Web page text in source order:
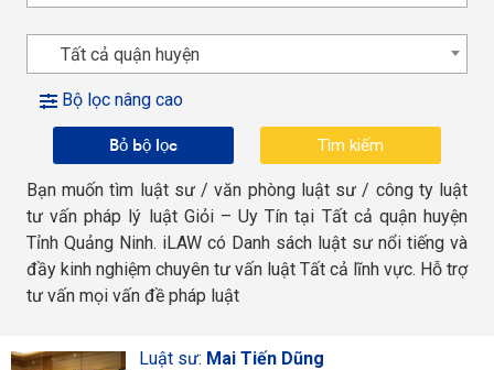
Tất cả quận huyện
Bộ lọc nâng cao
Bỏ bộ lọc
Bạn muốn tìm luật sư / văn phòng luật sư / công ty luật
tư vấn pháp lý luật Giỏi – Uy Tín tại Tất cả quận huyện
Tỉnh Quảng Ninh. iLAW có Danh sách luật sư nổi tiếng và
đầy kinh nghiệm chuyên tư vấn luật Tất cả lĩnh vực. Hỗ trợ
tư vấn mọi vấn đề pháp luật
Luật sư: Mai Tiến Dũng